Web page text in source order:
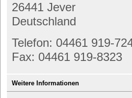
26441 Jever
Deutschland
Telefon: 04461 919-
Fax: 04461 919-8323
Weitere Informationen